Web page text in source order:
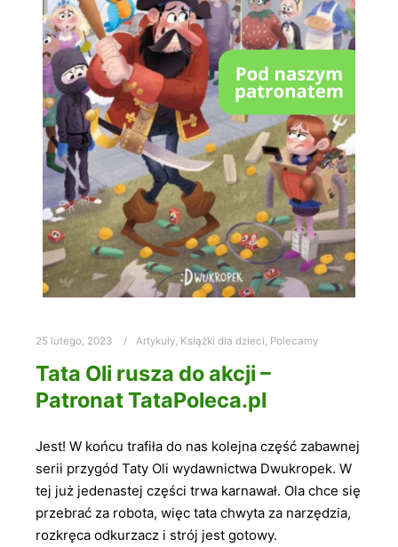
25 lutego, 2023 Artykuły, Książki dla dzieci, Polecamy
Tata Oli rusza do akcji –
Patronat TataPoleca.pl
Jest! W końcu trafiła do nas kolejna część zabawnej
serii przygód Taty Oli wydawnictwa Dwukropek. W
tej już jedenastej części trwa karnawał. Ola chce się
przebrać za robota, więc tata chwyta za narzędzia,
rozkręca odkurzacz i strój jest gotowy.